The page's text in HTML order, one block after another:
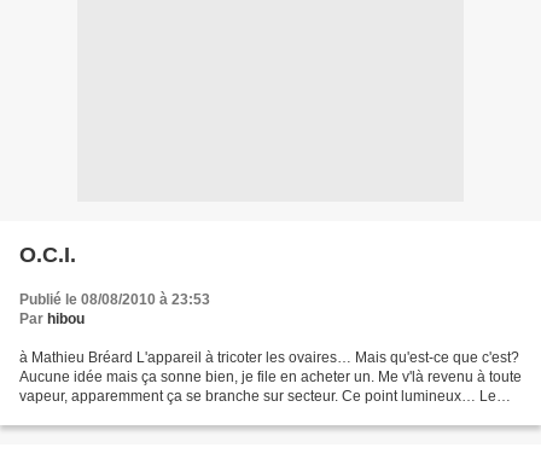
O.C.I.
Publié le 08/08/2010 à 23:53
Par hibou
à Mathieu Bréard L'appareil à tricoter les ovaires… Mais qu'est-ce que c'est?
Aucune idée mais ça sonne bien, je file en acheter un. Me v'là revenu à toute
vapeur, apparemment ça se branche sur secteur. Ce point lumineux… Le